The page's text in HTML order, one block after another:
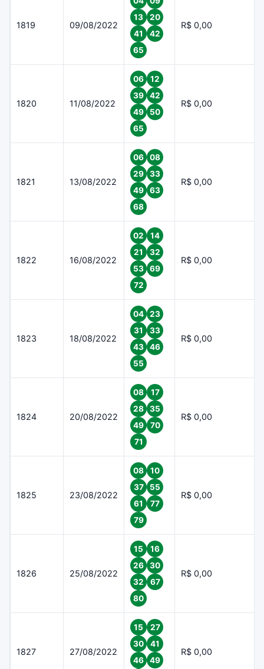
1819 09/08/2022
13
20
41
42
65
R$ 0,00
1820 11/08/2022
06
12
39
42
49
50
65
R$ 0,00
1821 13/08/2022
06
08
29
33
49
63
68
R$ 0,00
1822 16/08/2022
02
14
21
32
53
69
72
R$ 0,00
1823 18/08/2022
04
23
31
33
43
46
55
R$ 0,00
1824 20/08/2022
08
17
28
35
49
70
71
R$ 0,00
1825 23/08/2022
08
10
37
55
61
77
79
R$ 0,00
1826 25/08/2022
15
16
26
30
32
67
80
R$ 0,00
1827 27/08/2022
15
27
30
41
46
49
R$ 0,00